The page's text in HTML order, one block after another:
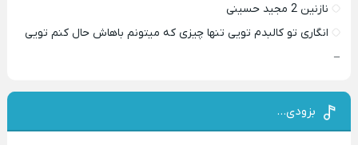
نازنین 2 مجید حسینی
انگاری تو کالبدم تویی تنها چیزی که میتونم باهاش حال کنم تویی
–
بزودی…